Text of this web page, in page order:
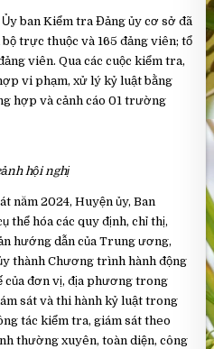
ban Kiểm tra Đảng ủy cơ sở đã
trực thuộc và 165 đảng viên; tổ
viên. Qua các cuộc kiểm tra,
vi phạm, xử lý kỷ luật bằng
hợp và cảnh cáo 01 trường
hội nghị
năm 2024, Huyện ủy, Ban
thể hóa các quy định, chỉ thị,
hướng dẫn của Trung ương,
thành Chương trình hành động
của đơn vị, địa phương trong
sát và thi hành kỷ luật trong
tác kiểm tra, giám sát theo
thường xuyên, toàn diện, công